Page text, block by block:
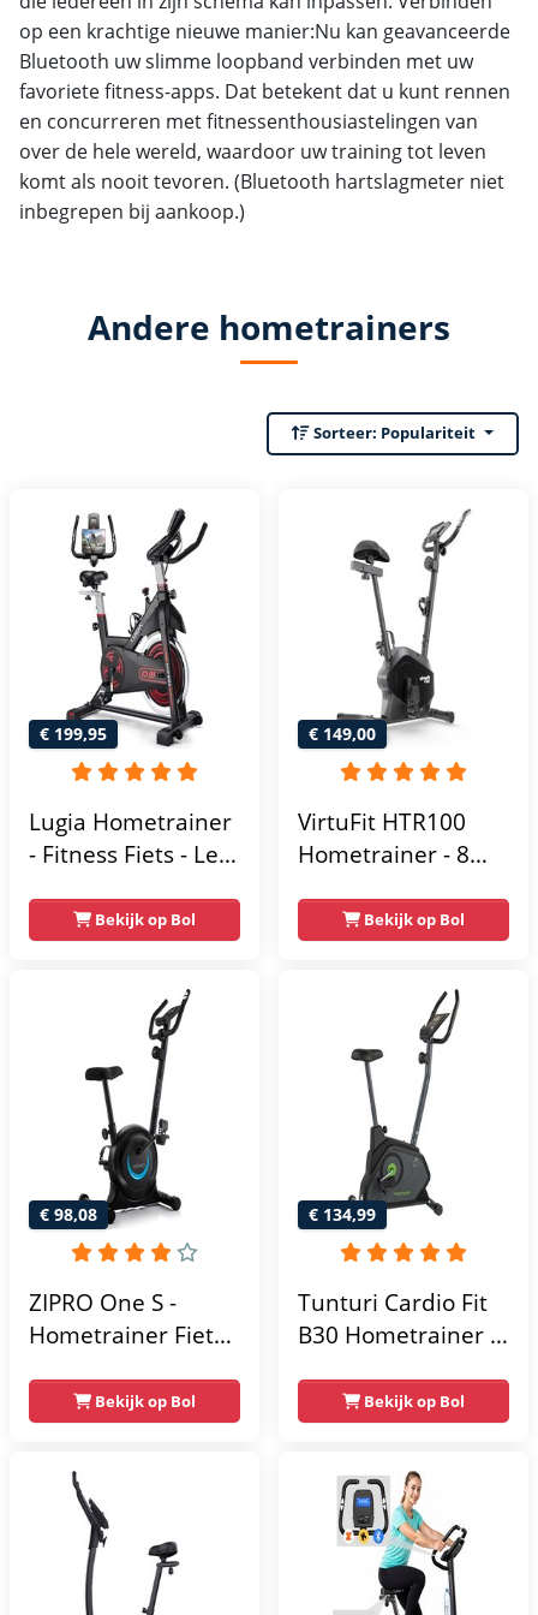
op een krachtige nieuwe manier:Nu kan geavanceerde
Bluetooth uw slimme loopband verbinden met uw
favoriete fitness-apps. Dat betekent dat u kunt rennen
en concurreren met fitnessenthousiastelingen van
over de hele wereld, waardoor uw training tot leven
komt als nooit tevoren. (Bluetooth hartslagmeter niet
inbegrepen bij aankoop.)
Andere hometrainers
Sorteer: Populariteit
€ 199,95
Lugia Hometrainer
- Fitness Fiets - Led
Verstelbaar Zadel -
0-100% weerstand
Hartslagfunctie -
Max 130kg -
Extreem Stil
Bekijk op Bol
€ 149,00
VirtuFit HTR100
Hometrainer - 8
Weerstandniveau's
- Verstelbaar zadel
Tablethouder -
Max. 120 kg
Gebruikersgewicht
- Fitnessfiets
Bekijk op Bol
€ 98,08
ZIPRO One S -
Hometrainer Fiets -
Magnetische Fiets -
Hartslagsensoren -
Gemakkelijk te
transporteren -
Antislippedalen -
Homegym -
Stabiele structuur -
Bekijk op Bol
€ 134,99
Tunturi Cardio Fit
B30 Hometrainer -
weerstandsniveaus
- Tablethouder -
Hartslagfunctie en
transportwielen
Bekijk op Bol